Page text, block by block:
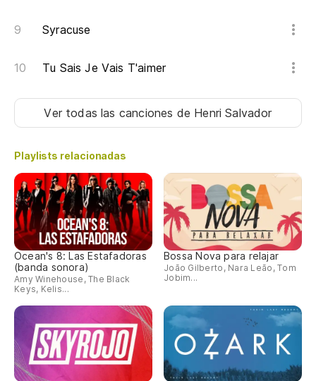
Syracuse
Tu Sais Je Vais T'aimer
Ver todas las canciones de Henri Salvador
Playlists relacionadas
Ocean's 8: Las Estafadoras
(banda sonora)
Amy Winehouse, The Black
Keys, Kelis...
Bossa Nova para relajar
João Gilberto, Nara Leão, Tom
Jobim...